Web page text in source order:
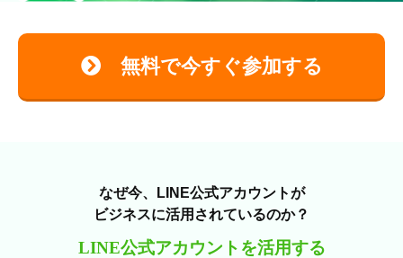
無料で今すぐ参加する
なぜ今、LINE公式アカウントが
ビジネスに活用されているのか？
LINE公式アカウントを活用する